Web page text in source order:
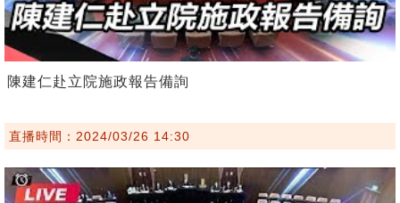
陳建仁赴立院施政報告備詢
直播時間：2024/03/26 14:30